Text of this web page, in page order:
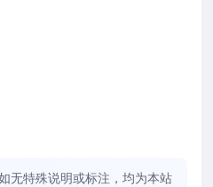
无特殊说明或标注，均为本站